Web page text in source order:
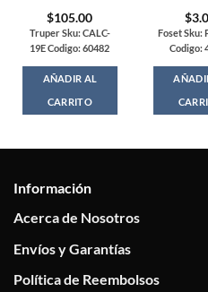
$105.00
Truper Sku: CALC-
19E Codigo: 60482
AÑADIR AL
CARRITO
$
Foset Sku:
Codigo:
Información
Acerca de Nosotros
Envíos y Garantías
Política de Reembolsos